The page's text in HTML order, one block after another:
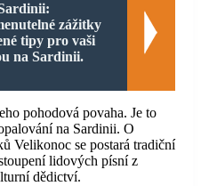
zážitky
tipy pro vaši
na Sardinii.
pohodová povaha. Je to
na Sardinii. O
Velikonoc se postará tradiční
lidových písní z
dědictví.